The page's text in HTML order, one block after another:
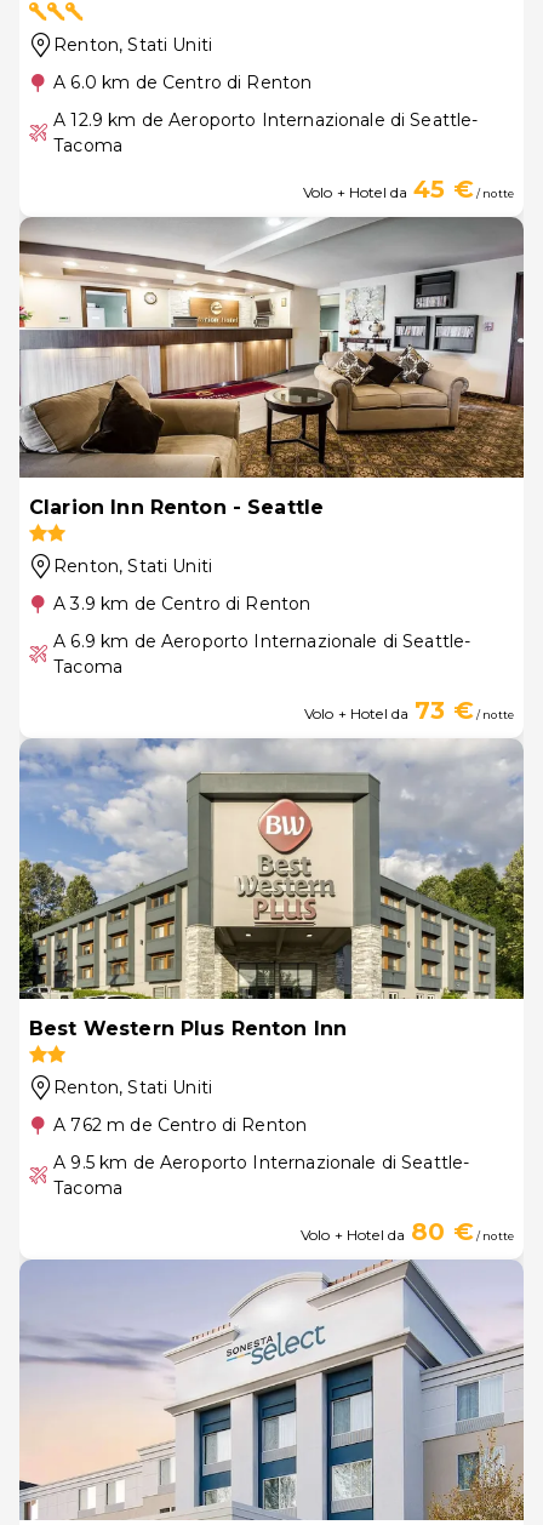
Renton, Stati Uniti
A 6.0 km de Centro di Renton
A 12.9 km de Aeroporto Internazionale di Seattle-
Tacoma
Volo + Hotel da 45 €/ notte
Clarion Inn Renton - Seattle
Renton, Stati Uniti
A 3.9 km de Centro di Renton
A 6.9 km de Aeroporto Internazionale di Seattle-
Tacoma
Volo + Hotel da 73 €/ notte
Best Western Plus Renton Inn
Renton, Stati Uniti
A 762 m de Centro di Renton
A 9.5 km de Aeroporto Internazionale di Seattle-
Tacoma
Volo + Hotel da 80 €/ notte